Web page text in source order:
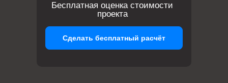
Бесплатная оценка стоимости
проекта
Сделать бесплатный расчёт